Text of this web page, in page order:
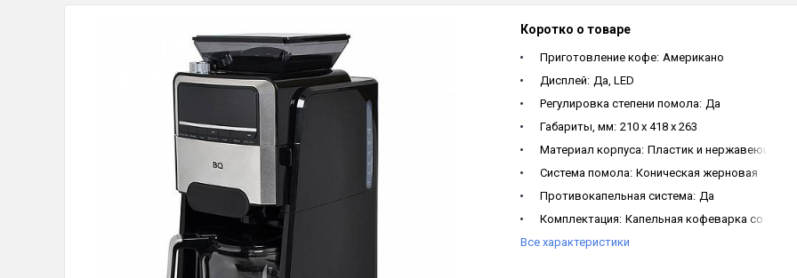
Коротко о товаре
Приготовление кофе: Американо
Дисплей: Да, LED
Регулировка степени помола: Да
Габариты, мм: 210 x 418 x 263
Материал корпуса: Пластик и нержавеющая
Система помола: Коническая жерновая
Противокапельная система: Да
Комплектация: Капельная кофеварка со
Тип кофемолки:
Все характеристики